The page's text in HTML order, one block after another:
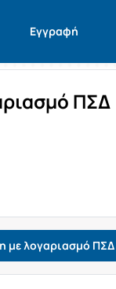
Εγγραφή
ΠΣΔ
με λογαριασμό ΠΣΔ